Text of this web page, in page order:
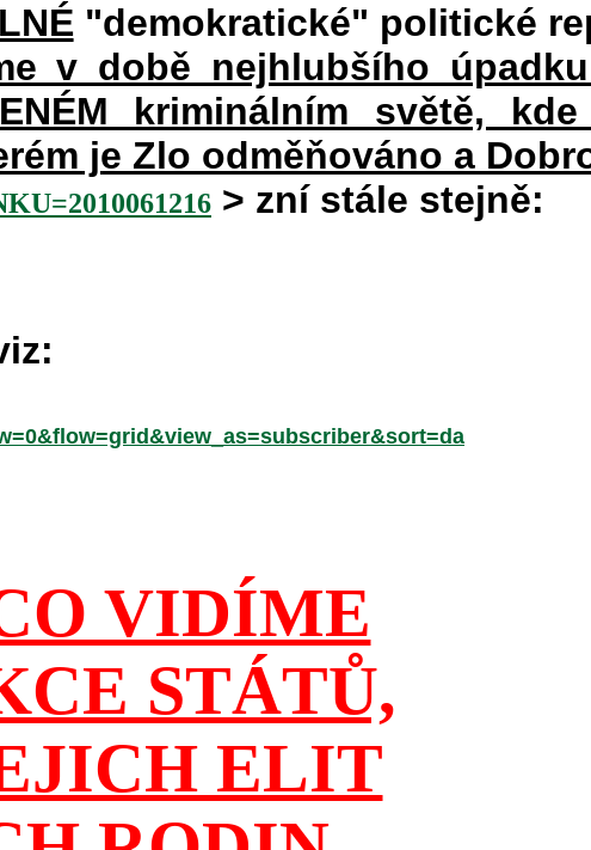
"demokratické" politické
v době nejhlubšího
kriminálním světě,
je Zlo odměňováno a
> zní stále stejně:
VIDÍME
STÁTŮ,
ELIT